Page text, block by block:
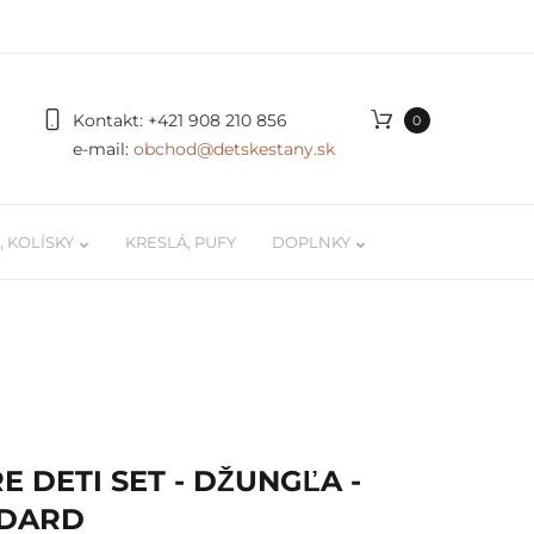
0
Kontakt: +421 908 210 856
e-mail: obchod@detskestany.sk
KOLÍSKY KRESLÁ, PUFY DOPLNKY
DETI SET - DŽUNGĽA -